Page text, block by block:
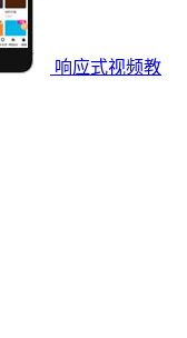
响应式视频教